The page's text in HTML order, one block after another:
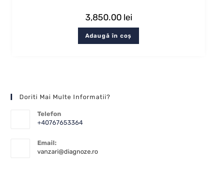
3,850.00 lei
Adaugă în coș
Doriti Mai Multe Informatii?
Telefon
+40767653364
Email:
vanzari@diagnoze.ro